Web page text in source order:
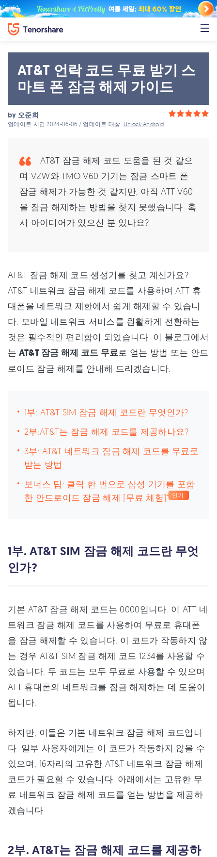
AT&T 언락 코드 무료 받기 스
마트 폰 잠금 해제 가이드
by 오준희
업데이트 시간 2024-06-06 / 업데이트 대상 Unlock Android
AT&T 잠금 해제 코드 도움을 된 것 같으
며 VZW와 TMO V60 기기는 잠금 스마트 폰
잠금 해제가 가능한 것 같지만, 아직 ATT V60
을 잠금 해제하는 방법을 찾지 못했습니다. 혹
시 아이디어가 있으신 분 있나요?
AT&T 잠금 해제 코드 생성기를 찾고 계신가요?
AT&T 네트워크 잠금 해제 코드를 사용하여 ATT 휴
대폰을 네트워크 제한에서 쉽게 해제할 수 있습니
다. 모바일 네트워크 서비스를 원활하게 전환하는
것은 필수적인 편리함이 되었습니다. 이 블로그에서
는 AT&T 잠금 해제 코드 무료로 얻는 방법 또는 안드
로이드 잠금 해제를 안내해 드리겠습니다.
1부: AT&T SIM 잠금 해제 코드란 무엇인가?
2부:AT&T는 잠금 해제 코드를 제공하나요?
3부: AT&T 네트워크 잠금 해제 코드를 무료로
받는 방법
보너스 팁: 클릭 한 번으로 삼성 기기를 포함
한 안드로이드 잠금 해제 [무료 체험]
인기
1부. AT&T SIM 잠금 해제 코드란 무엇
인가?
기본 AT&T 잠금 해제 코드는 0000입니다. 이 ATT 네
트워크 잠금 해제 코드를 사용하여 무료로 휴대폰
을 잠금 해제할 수 있습니다. 이 코드가 작동하지 않
는 경우 AT&T SIM 잠금 해제 코드 1234를 사용할 수
있습니다. 두 코드는 모두 무료로 사용할 수 있으며
ATT 휴대폰의 네트워크를 잠금 해제하는 데 도움이
됩니다.
하지만, 이들은 기본 네트워크 잠금 해제 코드입니
다. 일부 사용자에게는 이 코드가 작동하지 않을 수
있으며, 16자리의 고유한 AT&T 네트워크 잠금 해제
코드가 필요할 수 있습니다. 아래에서는 고유한 무
료 네트워크 잠금 해제 코드를 얻는 방법을 제공하
겠습니다.
2부. AT&T는 잠금 해제 코드를 제공하